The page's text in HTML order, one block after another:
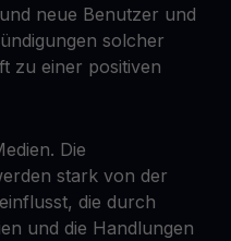
neue Benutzer und
solcher
zu einer positiven
Die
stark von der
die durch
und die Handlungen